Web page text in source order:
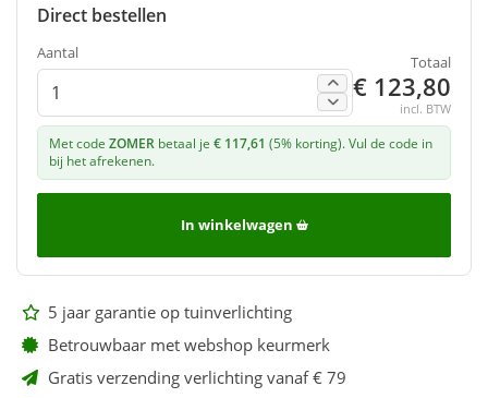
Direct bestellen
Aantal Totaal
€ 123,80
incl. BTW
Met code ZOMER betaal je € 117,61 (5% korting). Vul de code in
bij het afrekenen.
In winkelwagen
5 jaar garantie op tuinverlichting
Betrouwbaar met webshop keurmerk
Gratis verzending verlichting vanaf € 79